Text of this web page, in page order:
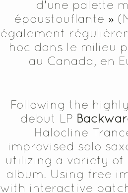
d'une palette
époustouflante »
également
hoc dans le milieu
au Canada, en
Following the
debut LP
Halocline
improvised solo
utilizing a variety
album. Using free
with interactive